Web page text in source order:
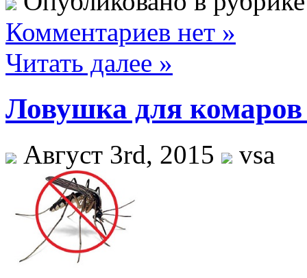
Комментариев нет »
Читать далее »
Ловушка для
Август 3rd, 2015 vsa